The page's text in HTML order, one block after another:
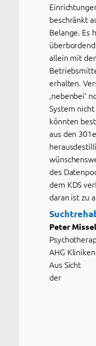
beschränkt
Belange. Es
allein mit
erhalten.
‚nebenbei‘
System
könnten
aus den
des
dem KDS
daran ist zu
Peter Missel
AHG
Aus Sicht
der